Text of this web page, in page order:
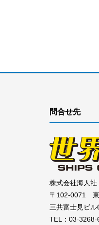
問合せ先
株式会社海人社
〒102-0071 東
三共富士見ビル
TEL：03-3268-